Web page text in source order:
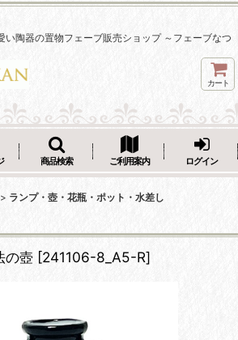
い陶器の置物フェーブ販売ショップ ～フェーブなつ
カート
商品検索 ご利用案内 ログイン
> ランプ・壺・花瓶・ポット・水差し
の壺 [241106-8_A5-R]